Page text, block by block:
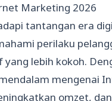
Marketing 2026
tantangan era
perilaku
lebih kokoh.
mengenai
omzet, dan